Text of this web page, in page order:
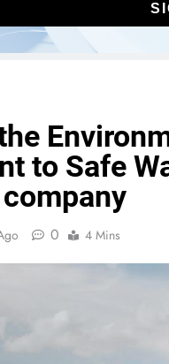
to Safe
0 4 Mins